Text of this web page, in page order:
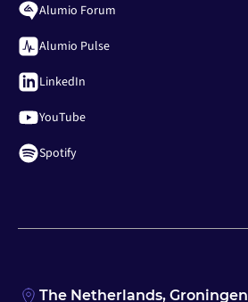
Alumio Forum
Alumio Pulse
LinkedIn
YouTube
Spotify
The Netherlands, Groningen